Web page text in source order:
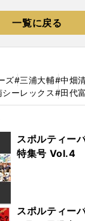
一覧に戻る
ズ#三浦大輔#中畑
ーレックス#田代
スポルティー
特集号 Vol.4
スポルティ